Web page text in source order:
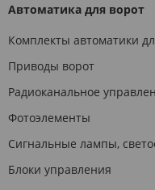
Автоматика для ворот
Комплекты автоматики
Приводы ворот
Радиоканальное
Фотоэлементы
Сигнальные лампы,
Блоки управления